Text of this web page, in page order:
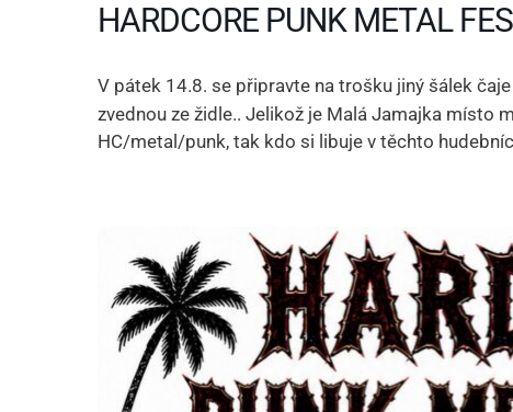
HARDCORE PUNK METAL
V pátek 14.8. se připravte na trošku jiný šálek
zvednou ze židle.. Jelikož je Malá Jamajka místo
HC/metal/punk, tak kdo si libuje v těchto